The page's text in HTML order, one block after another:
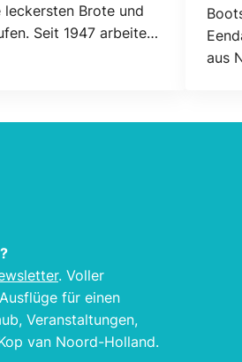
leckersten Brote und
Seit 1947 arbeiten
aus
. Voller
für einen
Veranstaltungen,
van Noord-Holland.